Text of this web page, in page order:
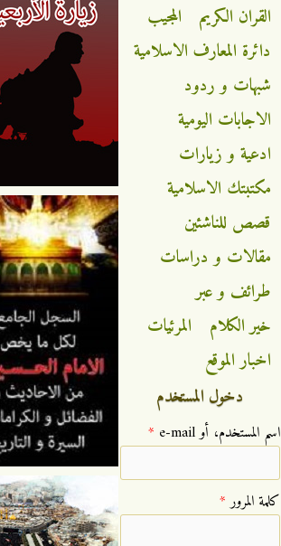
القران الكريم
المجيب
دائرة المعارف الاسلامية
شبهات و ردود
الاجابات اليومية
ادعية و زيارات
مكتبتك الاسلامية
قصص للناشئين
مقالات و دراسات
طرائف و عبر
خير الكلام
المرئيات
اخبار الموقع
دخول المستخدم
‏اسم المستخدم، أو e-mail ‏ *
‏كلمة المرور ‏*